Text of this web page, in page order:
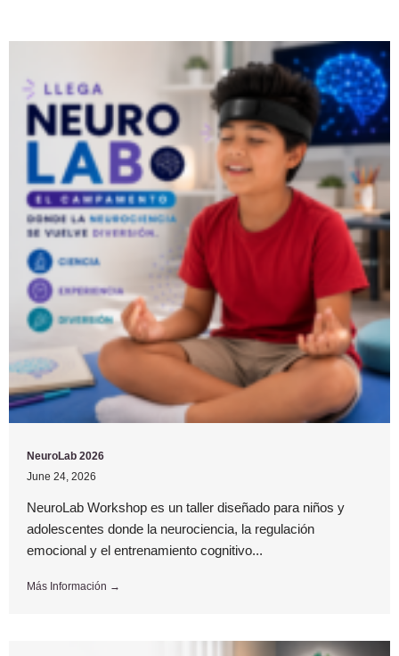
NeuroLab 2026
June 24, 2026
NeuroLab Workshop es un taller diseñado para niños y
adolescentes donde la neurociencia, la regulación
emocional y el entrenamiento cognitivo...
Más Información →